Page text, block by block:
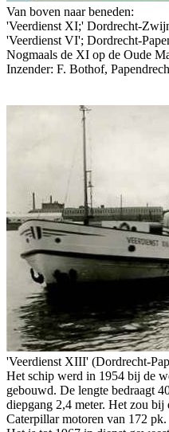
Van boven naar beneden:
'Veerdienst XI;' Dordrecht-
'Veerdienst VI'; Dordrecht-
Nogmaals de XI op de Oude
Inzender: F. Bothof,
'Veerdienst XIII' (Dordrecht-
Het schip werd in 1954 bij de
gebouwd. De lengte bedraagt
diepgang 2,4 meter. Het zou
Caterpillar motoren van 172 pk.